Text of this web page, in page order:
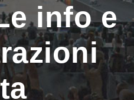
info e